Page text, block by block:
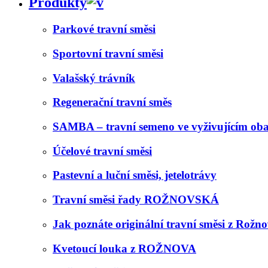
Parkové travní směsi
Sportovní travní směsi
Valašský trávník
Regenerační travní směs
SAMBA – travní semeno ve vyživujícím
Účelové travní směsi
Pastevní a luční směsi, jetelotrávy
Travní směsi řady ROŽNOVSKÁ
Jak poznáte originální travní směsi z
Kvetoucí louka z ROŽNOVA